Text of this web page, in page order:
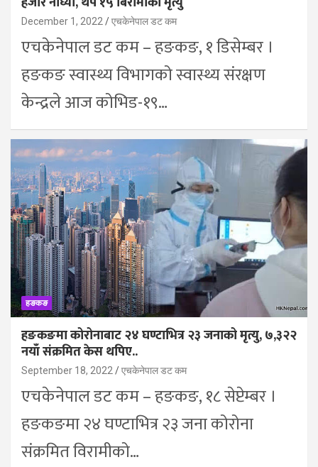
December 1, 2022 एचकेनेपाल डट कम
एचकेनेपाल डट कम – हङकङ, १ डिसेम्बर ।
हङकङ स्वास्थ्य विभागको स्वास्थ्य संरक्षण
केन्द्रले आज कोभिड-१९…
हङकङ
हङकङमा कोरोनाबाट २४ घण्टाभित्र २३ जनाको मृत्यु, ७,३२२
नयाँ संक्रमित केस थपिए..
September 18, 2022 एचकेनेपाल डट कम
एचकेनेपाल डट कम – हङकङ, १८ सेप्टेम्बर ।
हङकङमा २४ घण्टाभित्र २३ जना कोरोना
संक्रमित विरामीको…